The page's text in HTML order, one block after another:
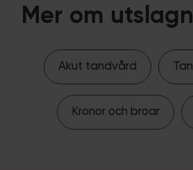
Mer om
Akut tandvård
Kronor och broar